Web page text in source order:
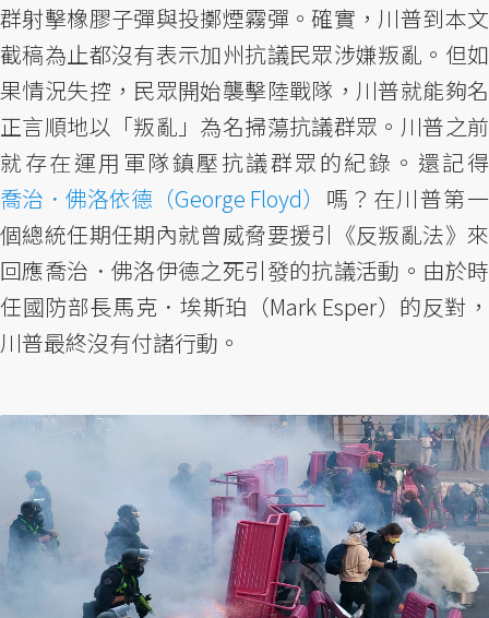
群射擊橡膠子彈與投擲煙霧彈。確實，川普到本文
截稿為止都沒有表示加州抗議民眾涉嫌叛亂。但如
果情況失控，民眾開始襲擊陸戰隊，川普就能夠名
正言順地以「叛亂」為名掃蕩抗議群眾。川普之前
就存在運用軍隊鎮壓抗議群眾的紀錄。還記得
喬治．佛洛依德（George Floyd） 嗎？在川普第一
個總統任期任期內就曾威脅要援引《反叛亂法》來
回應喬治．佛洛伊德之死引發的抗議活動。由於時
任國防部長馬克．埃斯珀（Mark Esper）的反對，
川普最終沒有付諸行動。